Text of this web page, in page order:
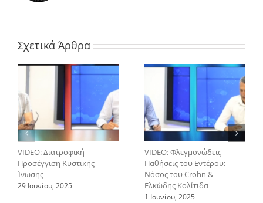
Σχετικά Άρθρα
VIDEO: Διατροφική
Προσέγγιση Κυστικής
Ίνωσης
29 Ιουνίου, 2025
VIDEO: Φλεγμονώδεις
Παθήσεις του Εντέρου:
Νόσος του Crohn &
Ελκώδης Κολίτιδα
1 Ιουνίου, 2025